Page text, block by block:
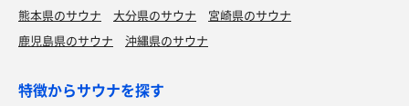
熊本県のサウナ
大分県のサウナ
宮崎県のサウナ
鹿児島県のサウナ
沖縄県のサウナ
特徴からサウナを探す